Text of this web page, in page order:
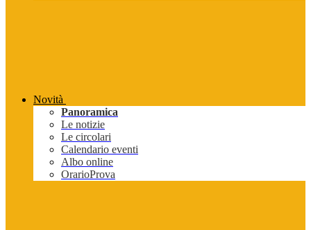
Novità
Panoramica
Le notizie
Le circolari
Calendario eventi
Albo online
OrarioProva